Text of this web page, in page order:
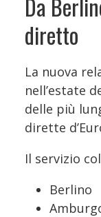
diretto
La nuova
nell’estate
delle più
dirette
Il servizio
Berlino